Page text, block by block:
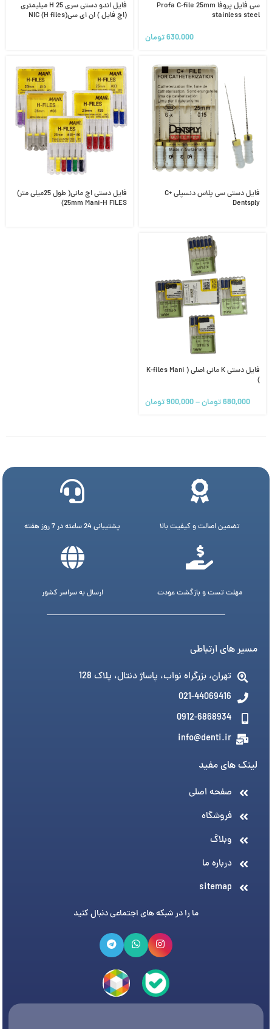
سی فایل پروفا Profa C-file 25mm
stainless steel
630,000تومان
فایل اندو دستی سری H 25 میلیمتری
(اچ فایل ) ان ای سیNIC (H files)
فایل دستی سی پلاس دنسپلی C+
Dentsply
فایل دستی اچ مانی( طول 25میلی متر)
25mm Mani-H FILES)
فایل دستی K مانی اصلی ( K-files Mani
)
680,000تومان–
900,000تومان
تضمین اصالت و کیفیت بالا پشتیبانی 24 ساعته در 7 روز هفته
مهلت تست و بازگشت عودت ارسال به سراسر کشور
مسیر های ارتباطی
تهران، بزرگراه نواب، پاساژ دنتال، پلاک 128
021-44069416
0912-6868934
info@denti.ir
لینک های مفید
صفحه اصلی
فروشگاه
وبلاگ
درباره ما
sitemap
ما را در شبکه های اجتماعی دنبال کنید